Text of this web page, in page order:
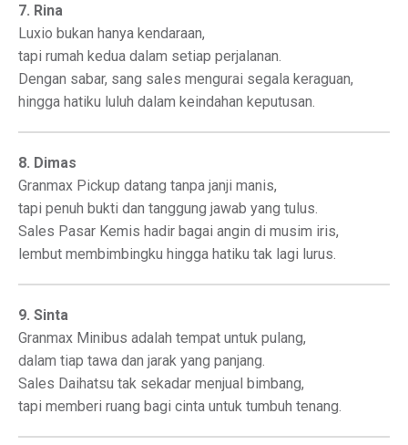
7. Rina
Luxio bukan hanya kendaraan,
tapi rumah kedua dalam setiap perjalanan.
Dengan sabar, sang sales mengurai segala keraguan,
hingga hatiku luluh dalam keindahan keputusan.
8. Dimas
Granmax Pickup datang tanpa janji manis,
tapi penuh bukti dan tanggung jawab yang tulus.
Sales Pasar Kemis hadir bagai angin di musim iris,
lembut membimbingku hingga hatiku tak lagi lurus.
9. Sinta
Granmax Minibus adalah tempat untuk pulang,
dalam tiap tawa dan jarak yang panjang.
Sales Daihatsu tak sekadar menjual bimbang,
tapi memberi ruang bagi cinta untuk tumbuh tenang.